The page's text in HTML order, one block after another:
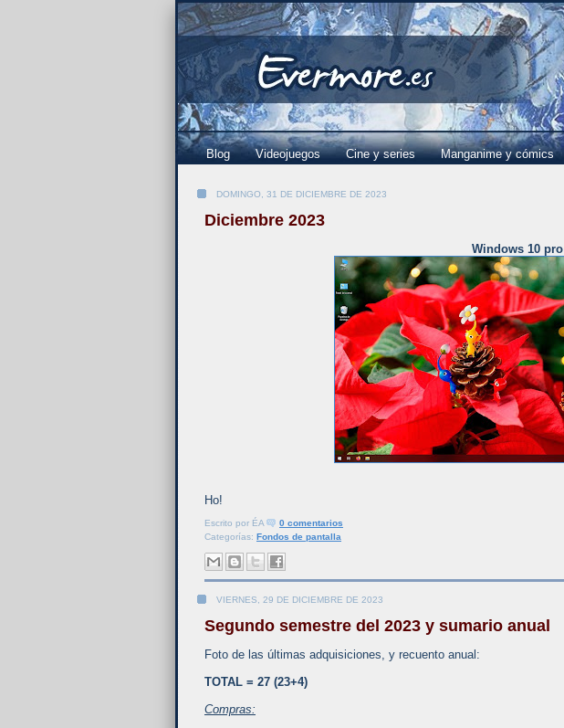
Blog Videojuegos Cine y series Manganime y cómics
DOMINGO, 31 DE DICIEMBRE DE 2023
Diciembre 2023
Windows 10 pro
Ho!
Escrito por ÉA
0 comentarios
Categorías: Fondos de pantalla
VIERNES, 29 DE DICIEMBRE DE 2023
Segundo semestre del 2023 y sumario anual
Foto de las últimas adquisiciones, y recuento anual:
TOTAL = 27 (23+4)
Compras: